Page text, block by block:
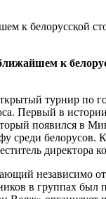
к белорусской
к
турнир по
Первый в
появился в
белорусов.
независимо
в группах